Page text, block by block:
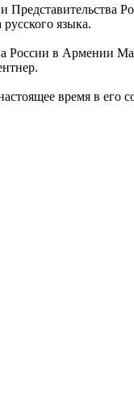
языка.
России в Армении
время в его